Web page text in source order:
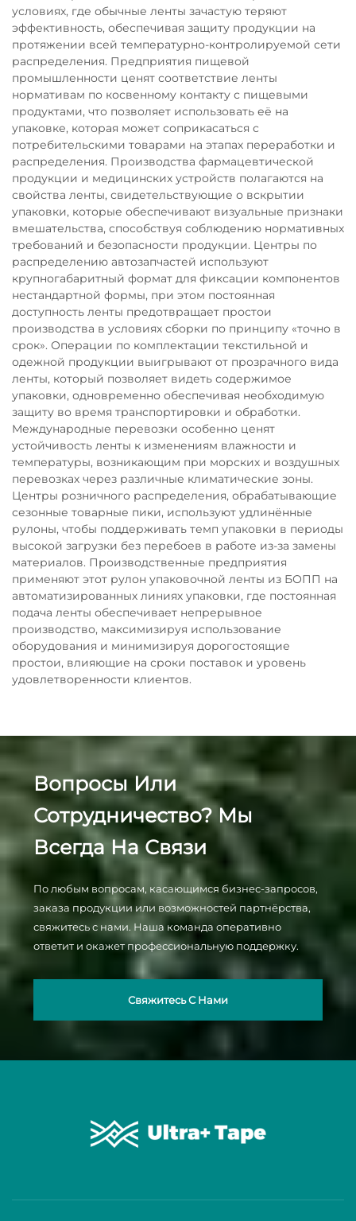
условиях, где обычные ленты зачастую теряют
эффективность, обеспечивая защиту продукции на
протяжении всей температурно-контролируемой сети
распределения. Предприятия пищевой
промышленности ценят соответствие ленты
нормативам по косвенному контакту с пищевыми
продуктами, что позволяет использовать её на
упаковке, которая может соприкасаться с
потребительскими товарами на этапах переработки и
распределения. Производства фармацевтической
продукции и медицинских устройств полагаются на
свойства ленты, свидетельствующие о вскрытии
упаковки, которые обеспечивают визуальные признаки
вмешательства, способствуя соблюдению нормативных
требований и безопасности продукции. Центры по
распределению автозапчастей используют
крупногабаритный формат для фиксации компонентов
нестандартной формы, при этом постоянная
доступность ленты предотвращает простои
производства в условиях сборки по принципу «точно в
срок». Операции по комплектации текстильной и
одежной продукции выигрывают от прозрачного вида
ленты, который позволяет видеть содержимое
упаковки, одновременно обеспечивая необходимую
защиту во время транспортировки и обработки.
Международные перевозки особенно ценят
устойчивость ленты к изменениям влажности и
температуры, возникающим при морских и воздушных
перевозках через различные климатические зоны.
Центры розничного распределения, обрабатывающие
сезонные товарные пики, используют удлинённые
рулоны, чтобы поддерживать темп упаковки в периоды
высокой загрузки без перебоев в работе из-за замены
материалов. Производственные предприятия
применяют этот рулон упаковочной ленты из БОПП на
автоматизированных линиях упаковки, где постоянная
подача ленты обеспечивает непрерывное
производство, максимизируя использование
оборудования и минимизируя дорогостоящие
простои, влияющие на сроки поставок и уровень
удовлетворенности клиентов.
Вопросы Или
Сотрудничество? Мы
Всегда На Связи
По любым вопросам, касающимся бизнес-запросов,
заказа продукции или возможностей партнёрства,
свяжитесь с нами. Наша команда оперативно
ответит и окажет профессиональную поддержку.
Свяжитесь С Нами